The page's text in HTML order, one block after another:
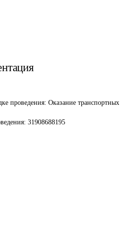
проведения: Оказание транспортных
31908688195